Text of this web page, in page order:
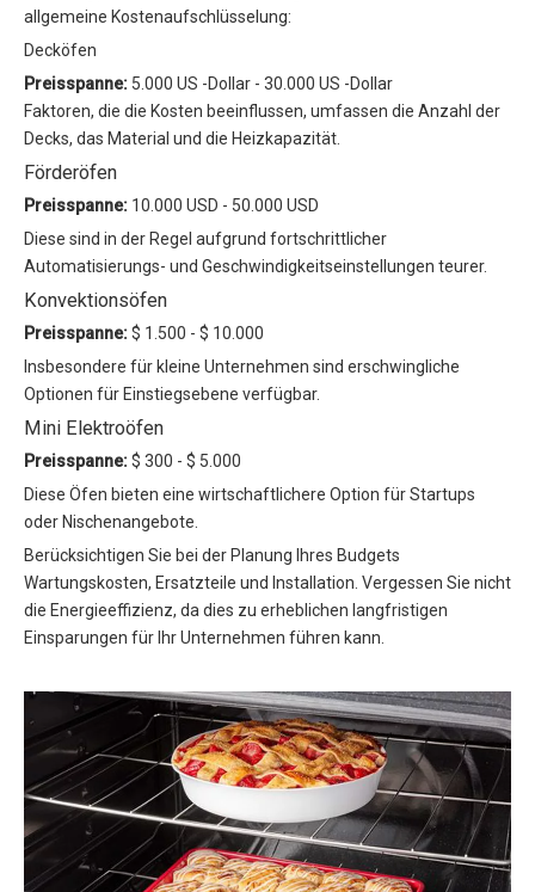
allgemeine Kostenaufschlüsselung:
Decköfen
Preisspanne: 5.000 US -Dollar - 30.000 US -Dollar
Faktoren, die die Kosten beeinflussen, umfassen die Anzahl der
Decks, das Material und die Heizkapazität.
Förderöfen
Preisspanne: 10.000 USD - 50.000 USD
Diese sind in der Regel aufgrund fortschrittlicher
Automatisierungs- und Geschwindigkeitseinstellungen teurer.
Konvektionsöfen
Preisspanne:$ 1.500 - $ 10.000
Insbesondere für kleine Unternehmen sind erschwingliche
Optionen für Einstiegsebene verfügbar.
Mini Elektroöfen
Preisspanne:$ 300 - $ 5.000
Diese Öfen bieten eine wirtschaftlichere Option für Startups
oder Nischenangebote.
Berücksichtigen Sie bei der Planung Ihres Budgets
Wartungskosten, Ersatzteile und Installation. Vergessen Sie nicht
die Energieeffizienz, da dies zu erheblichen langfristigen
Einsparungen für Ihr Unternehmen führen kann.